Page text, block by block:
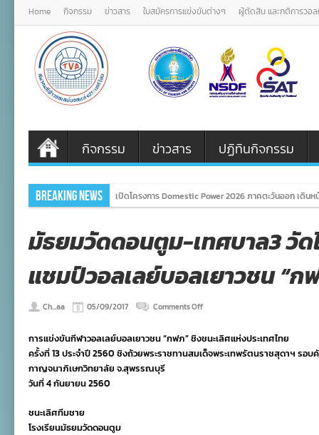
Home กิจกรรม ข่าวสาร ใบสมัครการแข่งขันต่างๆ ผู้ตัดสิน และกติการวอ
กิจกรรม ข่าวสาร ปฏิทินกิจกรรม
Breaking News เปิดโครงการ Domestic Power 2026 ภาคตะวันออก เดิน
มัธยมวัดดอนตูม-เทศบาล3 วัด
แชมป์วอลเลย์บอลเยาวชน “ก
Ch...aa 05/09/2017 Comments Offon
ดอนตูม-
เทศบาล3
การแข่งขันกีฬาวอลเลย์บอลเยาวชน “กฟภ” ชิงชนะเลิศแห่งประเทศไทย
ครั้งที่ 13 ประจำปี 2560 ชิงถ้วยพระราชทานสมเด็จพระเทพรัตนราชสุดาฯ รอ
กาญจนาภิเษกวิทยาลัย จ.สุพรรณบุรี
วันที่ 4 กันยายน 2560
ชนะเลิศทีมชาย
โรงเรียนมัธยมวัดดอนตูม